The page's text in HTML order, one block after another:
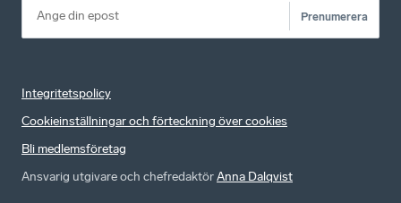
Prenumerera
Integritetspolicy
Cookieinställningar och förteckning över cookies
Bli medlemsföretag
Ansvarig utgivare och chefredaktörAnna Dalqvist